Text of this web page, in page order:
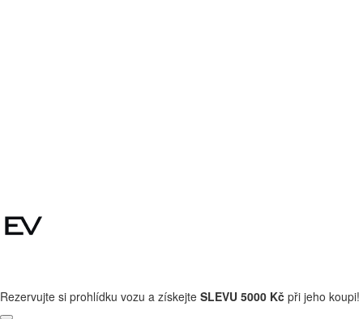
Rezervujte si prohlídku vozu a získejte SLEVU 5000 Kč při jeho koupi!